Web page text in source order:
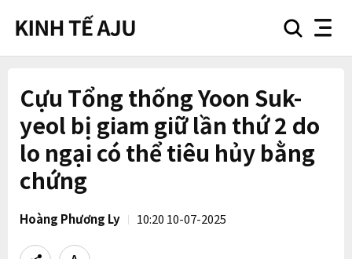
searchnav
Cựu Tổng thống Yoon Suk-
yeol bị giam giữ lần thứ 2 do
lo ngại có thể tiêu hủy bằng
chứng
Hoàng Phương Ly 10:20 10-07-2025